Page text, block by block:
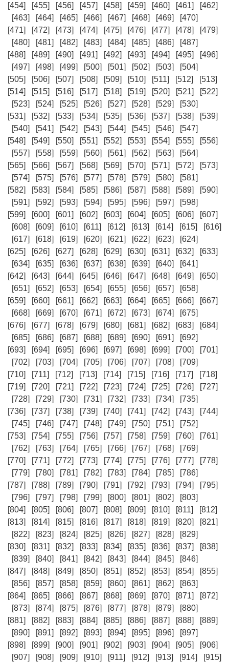
[454]
[455] [456] [457] [458] [459] [460] [461]
[462]
[463]
[464] [465] [466] [467] [468] [469]
[470]
[471]
[472] [473] [474] [475] [476] [477] [478]
[479]
[480]
[481] [482] [483] [484] [485] [486]
[487]
[488]
[489] [490] [491] [492] [493] [494] [495]
[496]
[497]
[498] [499] [500] [501] [502] [503]
[504]
[505]
[506] [507] [508] [509] [510] [511] [512]
[513]
[514]
[515] [516] [517] [518] [519] [520] [521]
[522]
[523]
[524] [525] [526] [527] [528] [529]
[530]
[531]
[532] [533] [534] [535] [536] [537] [538]
[539]
[540]
[541] [542] [543] [544] [545] [546]
[547]
[548]
[549] [550] [551] [552] [553] [554] [555]
[556]
[557]
[558] [559] [560] [561] [562] [563]
[564]
[565]
[566] [567] [568] [569] [570] [571] [572]
[573]
[574]
[575] [576] [577] [578] [579] [580]
[581]
[582]
[583] [584] [585] [586] [587] [588] [589]
[590]
[591]
[592] [593] [594] [595] [596] [597]
[598]
[599]
[600] [601] [602] [603] [604] [605] [606]
[607]
[608]
[609] [610] [611] [612] [613] [614] [615]
[616]
[617]
[618] [619] [620] [621] [622] [623]
[624]
[625]
[626] [627] [628] [629] [630] [631] [632]
[633]
[634]
[635] [636] [637] [638] [639] [640]
[641]
[642]
[643] [644] [645] [646] [647] [648] [649]
[650]
[651]
[652] [653] [654] [655] [656] [657]
[658]
[659]
[660] [661] [662] [663] [664] [665] [666]
[667]
[668]
[669] [670] [671] [672] [673] [674]
[675]
[676]
[677] [678] [679] [680] [681] [682] [683]
[684]
[685]
[686] [687] [688] [689] [690] [691]
[692]
[693]
[694] [695] [696] [697] [698] [699] [700]
[701]
[702]
[703] [704] [705] [706] [707] [708]
[709]
[710]
[711] [712] [713] [714] [715] [716] [717]
[718]
[719]
[720] [721] [722] [723] [724] [725] [726]
[727]
[728]
[729] [730] [731] [732] [733] [734]
[735]
[736]
[737] [738] [739] [740] [741] [742] [743]
[744]
[745]
[746] [747] [748] [749] [750] [751]
[752]
[753]
[754] [755] [756] [757] [758] [759] [760]
[761]
[762]
[763] [764] [765] [766] [767] [768]
[769]
[770]
[771] [772] [773] [774] [775] [776] [777]
[778]
[779]
[780] [781] [782] [783] [784] [785]
[786]
[787]
[788] [789] [790] [791] [792] [793] [794]
[795]
[796]
[797] [798] [799] [800] [801] [802]
[803]
[804]
[805] [806] [807] [808] [809] [810] [811]
[812]
[813]
[814] [815] [816] [817] [818] [819] [820]
[821]
[822]
[823] [824] [825] [826] [827] [828]
[829]
[830]
[831] [832] [833] [834] [835] [836] [837]
[838]
[839]
[840] [841] [842] [843] [844] [845]
[846]
[847]
[848] [849] [850] [851] [852] [853] [854]
[855]
[856]
[857] [858] [859] [860] [861] [862]
[863]
[864]
[865] [866] [867] [868] [869] [870] [871]
[872]
[873]
[874] [875] [876] [877] [878] [879]
[880]
[881]
[882] [883] [884] [885] [886] [887] [888]
[889]
[890]
[891] [892] [893] [894] [895] [896]
[897]
[898]
[899] [900] [901] [902] [903] [904] [905]
[906]
[907]
[908] [909] [910] [911] [912] [913] [914] [915]